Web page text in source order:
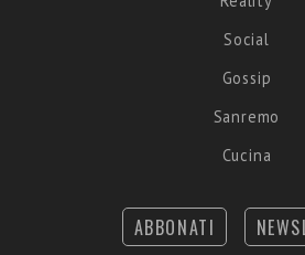
Social
Gossip
Sanremo
Cucina
ABBONATI